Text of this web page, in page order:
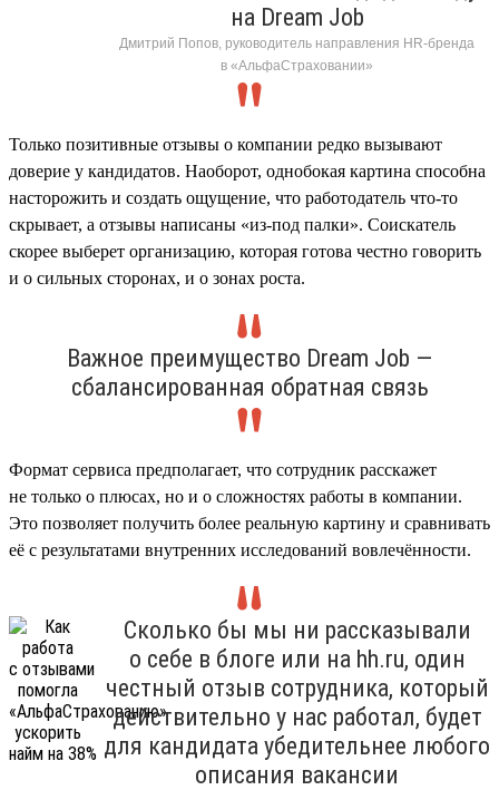
на Dream Job
Дмитрий Попов, руководитель направления HR-бренда
в «АльфаСтраховании»
Только позитивные отзывы о компании редко вызывают
доверие у кандидатов. Наоборот, однобокая картина способна
насторожить и создать ощущение, что работодатель что-то
скрывает, а отзывы написаны «из-под палки». Соискатель
скорее выберет организацию, которая готова честно говорить
и о сильных сторонах, и о зонах роста.
Важное преимущество Dream Job —
сбалансированная обратная связь
Формат сервиса предполагает, что сотрудник расскажет
не только о плюсах, но и о сложностях работы в компании.
Это позволяет получить более реальную картину и сравнивать
её с результатами внутренних исследований вовлечённости.
Сколько бы мы ни рассказывали
о себе в блоге или на hh.ru, один
честный отзыв сотрудника, который
действительно у нас работал, будет
для кандидата убедительнее любого
описания вакансии